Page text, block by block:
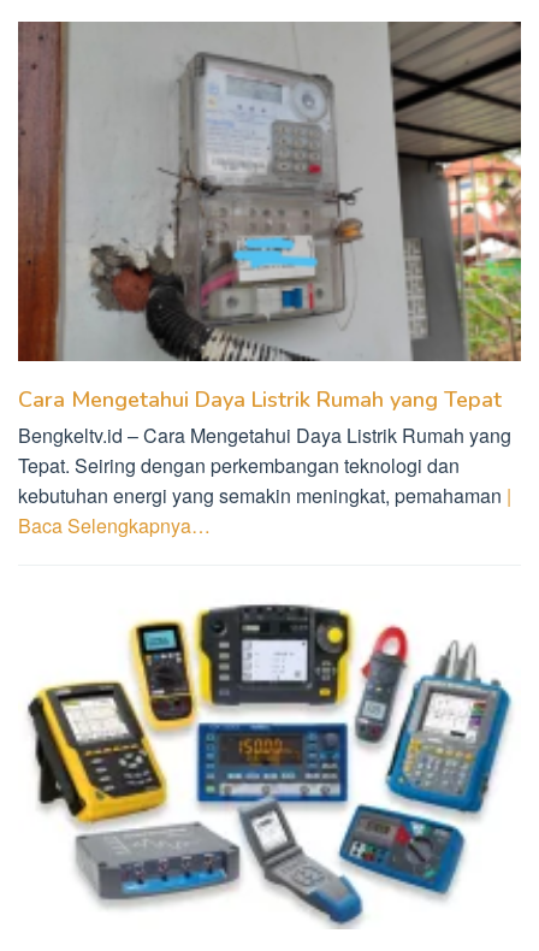
Cara Mengetahui Daya Listrik Rumah yang Tepat
Bengkeltv.id – Cara Mengetahui Daya Listrik Rumah yang
Tepat. Seiring dengan perkembangan teknologi dan
kebutuhan energi yang semakin meningkat, pemahaman |
Baca Selengkapnya…